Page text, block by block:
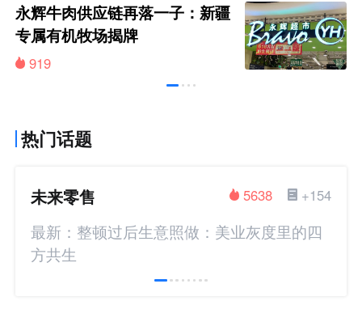
永辉牛肉供应链再落一子：新疆
专属有机牧场揭牌
919
热门话题
未来零售 +154
5638
最新：整顿过后生意照做：美业灰度里的四
方共生